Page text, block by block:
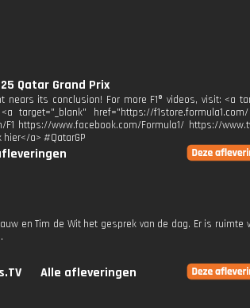
Qatar Grand Prix
its conclusion! For more F1® videos, visit: <a
target="_blank" href="https://
https://www.facebook.com/Formula1/ https://
a> #QatarGP
en Tim de Wit het gesprek van de dag. Er is ruimte
Alle afleveringen